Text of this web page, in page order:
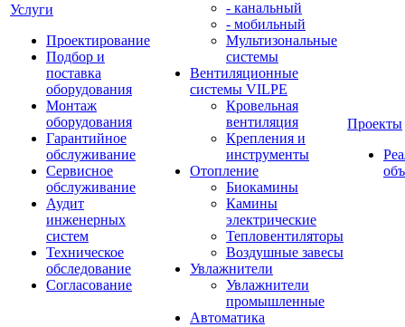
Услуги
Проектирование
Подбор и
поставка
оборудования
Монтаж
оборудования
Гарантийное
обслуживание
Сервисное
обслуживание
Аудит
инженерных
систем
Техническое
обследование
Согласование
- канальный
- мобильный
Мультизональные
системы
Вентиляционные
системы VILPE
Кровельная
вентиляция
Крепления и
инструменты
Отопление
Биокамины
Камины
электрические
Тепловентиляторы
Воздушные завесы
Увлажнители
Увлажнители
промышленные
Автоматика
Проекты